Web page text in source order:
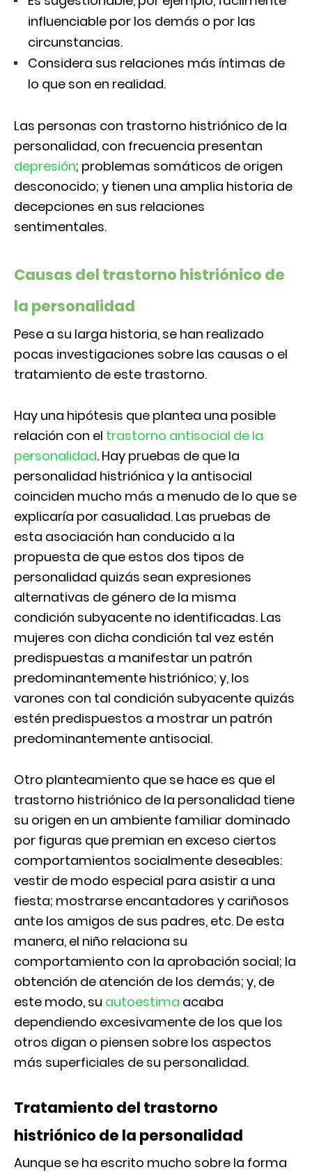
influenciable por los demás o por las
circunstancias.
Considera sus relaciones más íntimas de
lo que son en realidad.
Las personas con trastorno histriónico de la
personalidad, con frecuencia presentan
depresión; problemas somáticos de origen
desconocido; y tienen una amplia historia de
decepciones en sus relaciones
sentimentales.
Causas del trastorno histriónico de
la personalidad
Pese a su larga historia, se han realizado
pocas investigaciones sobre las causas o el
tratamiento de este trastorno.
Hay una hipótesis que plantea una posible
relación con el trastorno antisocial de la
personalidad. Hay pruebas de que la
personalidad histriónica y la antisocial
coinciden mucho más a menudo de lo que se
explicaría por casualidad. Las pruebas de
esta asociación han conducido a la
propuesta de que estos dos tipos de
personalidad quizás sean expresiones
alternativas de género de la misma
condición subyacente no identificadas. Las
mujeres con dicha condición tal vez estén
predispuestas a manifestar un patrón
predominantemente histriónico; y, los
varones con tal condición subyacente quizás
estén predispuestos a mostrar un patrón
predominantemente antisocial.
Otro planteamiento que se hace es que el
trastorno histriónico de la personalidad tiene
su origen en un ambiente familiar dominado
por figuras que premian en exceso ciertos
comportamientos socialmente deseables:
vestir de modo especial para asistir a una
fiesta; mostrarse encantadores y cariñosos
ante los amigos de sus padres, etc. De esta
manera, el niño relaciona su
comportamiento con la aprobación social; la
obtención de atención de los demás; y, de
este modo, su autoestima acaba
dependiendo excesivamente de los que los
otros digan o piensen sobre los aspectos
más superficiales de su personalidad.
Tratamiento del trastorno
histriónico de la personalidad
Aunque se ha escrito mucho sobre la forma